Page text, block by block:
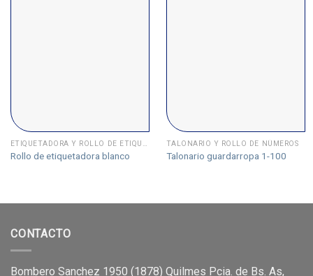
Rollo de etiquetadora blanco
TALONARIO Y ROLLO DE NÚMEROS
Talonario guardarropa 1-100
CONTACTO
Bombero Sanchez 1950 (1878) Quilmes Pcia. de Bs. As,